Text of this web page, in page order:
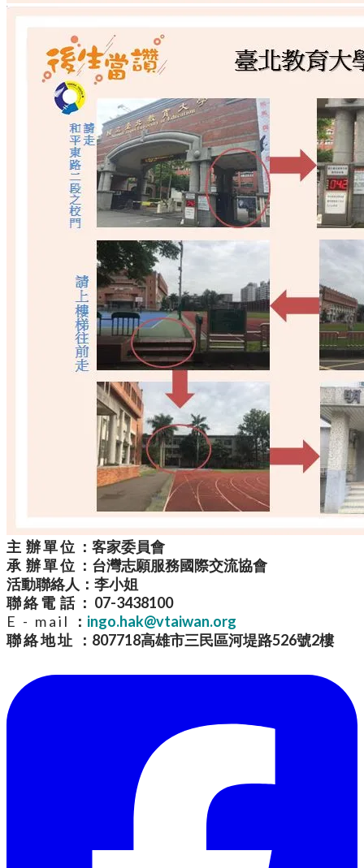
主 辦 單 位 ：客家委員會
承 辦 單 位 ：台灣志願服務國際交流協會
活動聯絡人：李小姐
聯 絡 電 話 ： 07-3438100
E - m a i l
： ingo.hak@vtaiwan.org
聯 絡 地 址 ： 807718高雄市三民區河堤路526號2樓